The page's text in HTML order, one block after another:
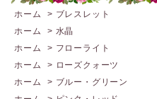
ホーム > ブレスレット
ホーム
> 水晶
ホーム
> フローライト
ホーム
> ローズクォーツ
ホーム
> ブルー・グリーン